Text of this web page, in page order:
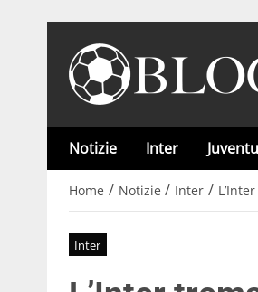
Notizie Inter
Home / Notizie / Inter /
Inter